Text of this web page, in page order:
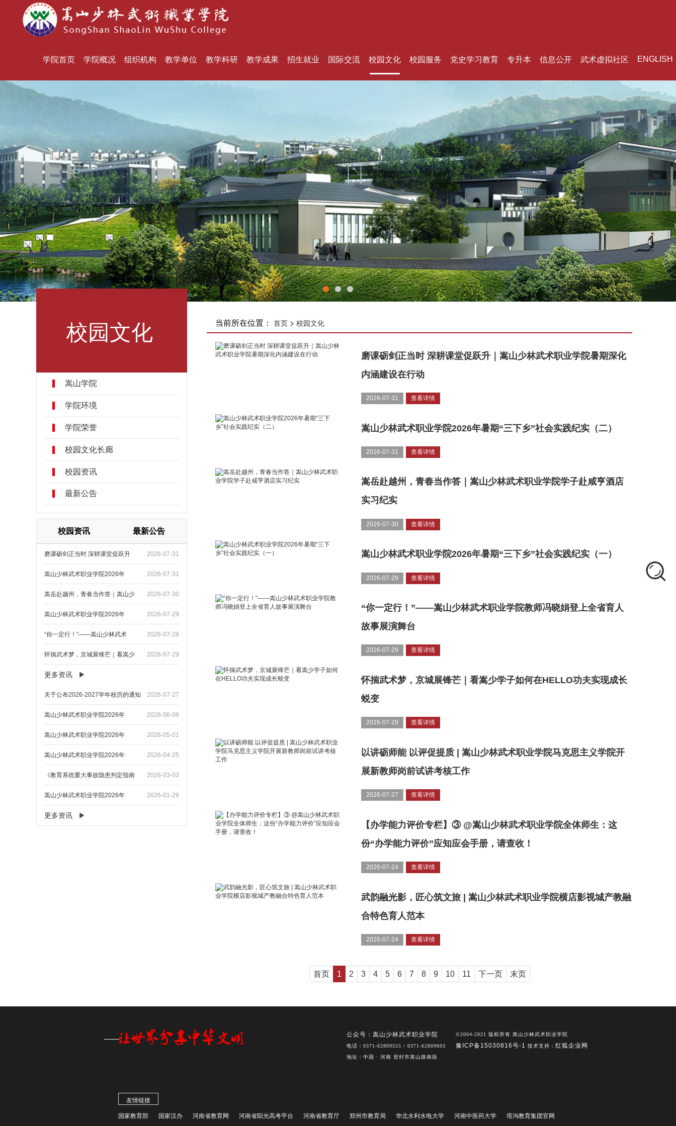
学院首页 学院概况 组织机构 教学单位 教学科研 教学成果 招生就业 国际交流 校园文化 校园服务 党史学习教育 专升本 信息公开 武术虚拟社区 ENGLISH
校园文化
嵩山学院
学院环境
学院荣誉
校园文化长廊
校园资讯
最新公告
校园资讯 最新公告
2026-07-31
磨课砺剑正当时 深耕课堂促跃升
2026-07-31
嵩山少林武术职业学院2026年
2026-07-30
嵩岳赴越州，青春当作答｜嵩山少
2026-07-29
嵩山少林武术职业学院2026年
2026-07-29
“你一定行！”——嵩山少林武术
2026-07-29
怀揣武术梦，京城展锋芒｜看嵩少
更多资讯
2026-07-27
关于公布2026-2027学年校历的通知
2026-06-09
嵩山少林武术职业学院2026年
2026-05-01
嵩山少林武术职业学院2026年
2026-04-25
嵩山少林武术职业学院2026年
2026-03-03
《教育系统重大事故隐患判定指南
2026-01-29
嵩山少林武术职业学院2026年
更多资讯
当前所在位置： 首页> 校园文化
磨课砺剑正当时 深耕课堂促跃升｜嵩山少林武术职业学院暑期深化
内涵建设在行动
2026-07-31 查看详情
嵩山少林武术职业学院2026年暑期“三下乡”社会实践纪实（二）
2026-07-31 查看详情
嵩岳赴越州，青春当作答｜嵩山少林武术职业学院学子赴咸亨酒店
实习纪实
2026-07-30 查看详情
嵩山少林武术职业学院2026年暑期“三下乡”社会实践纪实（一）
2026-07-29 查看详情
“你一定行！”——嵩山少林武术职业学院教师冯晓娟登上全省育人
故事展演舞台
2026-07-29 查看详情
怀揣武术梦，京城展锋芒｜看嵩少学子如何在HELLO功夫实现成长
蜕变
2026-07-29 查看详情
以讲砺师能 以评促提质 | 嵩山少林武术职业学院马克思主义学院开
展新教师岗前试讲考核工作
2026-07-27 查看详情
【办学能力评价专栏】③ @嵩山少林武术职业学院全体师生：这
份“办学能力评价”应知应会手册，请查收！
2026-07-24 查看详情
武韵融光影，匠心筑文旅 | 嵩山少林武术职业学院横店影视城产教融
合特色育人范本
2026-07-24 查看详情
首页 1 2 3 4 5 6 7 8 9 10 11 下一页 末页
公众号：嵩山少林武术职业学院
电话：0371-62809555 / 0371-62809603
地址：中国 · 河南 登封市嵩山路南段
©2004-2021 版权所有 嵩山少林武术职业学院
豫ICP备15030816号-1技术支持：红狐企业网
友情链接
国家教育部 国家汉办 河南省教育网 河南省阳光高考平台 河南省教育厅 郑州市教育局 华北水利水电大学 河南中医药大学 塔沟教育集团官网